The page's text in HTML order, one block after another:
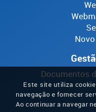
Documentos
Este site utiliza
navegação e fornecer
Ao continuar a navegar